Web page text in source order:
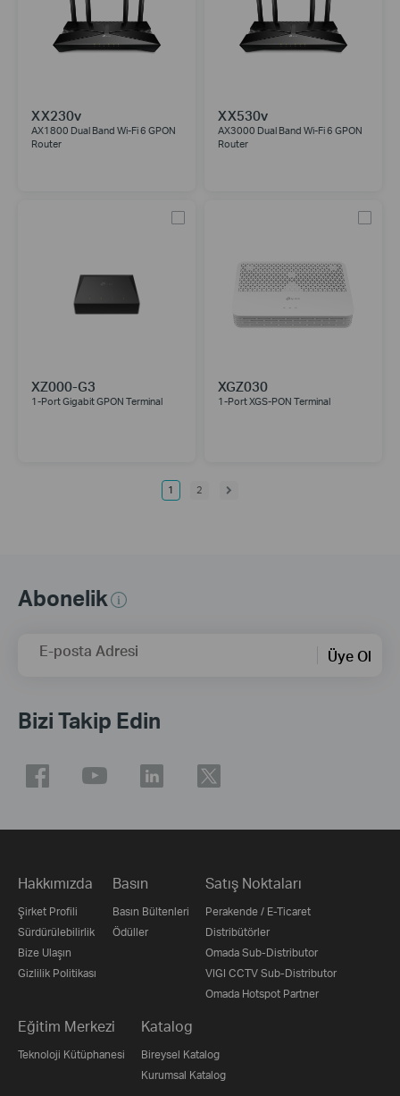
XX230v
AX1800 Dual Band Wi-Fi 6 GPON
Router
XX530v
AX3000 Dual Band Wi-Fi 6 GPON
Router
XZ000-G3
1-Port Gigabit GPON Terminal
XGZ030
1-Port XGS-PON Terminal
1 2
Abonelik
E-posta Adresi Üye Ol
Bizi Takip Edin
Hakkımızda
Şirket Profili
Sürdürülebilirlik
Bize Ulaşın
Gizlilik Politikası
Basın
Basın Bültenleri
Ödüller
Satış Noktaları
Perakende / E-Ticaret
Distribütörler
Omada Sub-Distributor
VIGI CCTV Sub-Distributor
Omada Hotspot Partner
Eğitim Merkezi
Teknoloji Kütüphanesi
Katalog
Bireysel Katalog
Kurumsal Katalog